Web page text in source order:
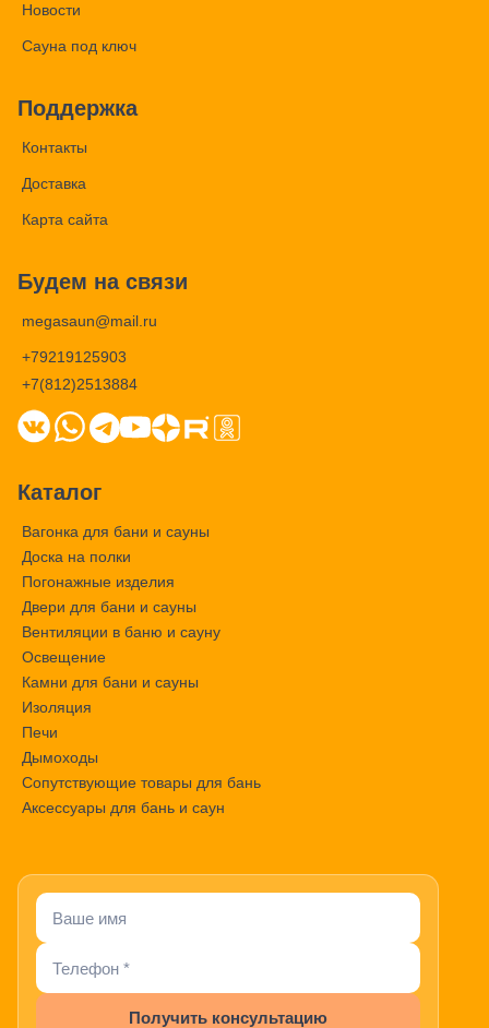
Новости
Сауна под ключ
Поддержка
Контакты
Доставка
Карта сайта
Будем на связи
megasaun@mail.ru
+79219125903
+7(812)2513884
Каталог
Вагонка для бани и сауны
Доска на полки
Погонажные изделия
Двери для бани и сауны
Вентиляции в баню и сауну
Освещение
Камни для бани и сауны
Изоляция
Печи
Дымоходы
Сопутствующие товары для бань
Аксессуары для бань и саун
Получить консультацию